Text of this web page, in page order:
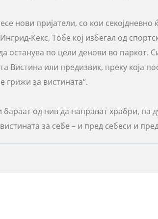
нови пријатели, со кои секојдневно
Кекс, Тобе кој избегал од
останува по цели денови во
Вистина или предизвик, преку која
грижи за вистината“.
од нив да направат храбри,
за себе – и пред себеси и